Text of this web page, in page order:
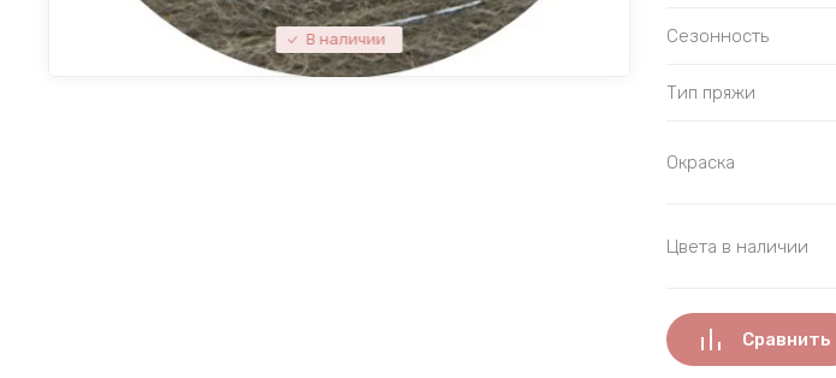
В наличии Сезонность
Тип пряжи
Окраска
Цвета в наличии
Сравнить